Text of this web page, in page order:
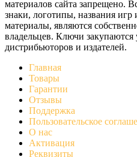
материалов сайта запрещено.
знаки, логотипы, названия
материалы, являются
владельцев. Ключи
дистрибьюторов и издателей.
Главная
Товары
Гарантии
Отзывы
Поддержка
Пользовательское
О нас
Активация
Реквизиты